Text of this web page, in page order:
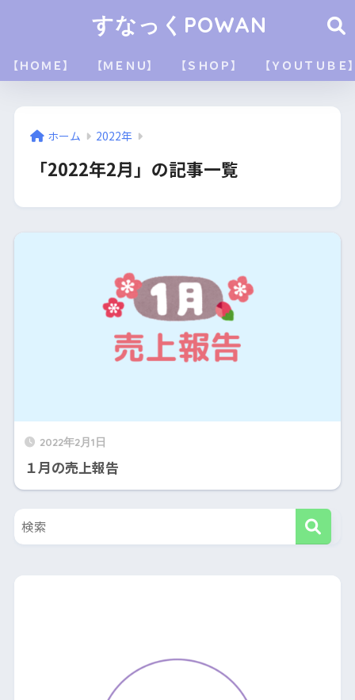
すなっくPOWAN
【ＨＯＭＥ】 【ＭＥＮＵ】 【ＳＨＯＰ】 【ＹＯＵＴＵＢＥ
ホーム 2022年
「2022年2月」の記事一覧
2022年2月1日
１月の売上報告